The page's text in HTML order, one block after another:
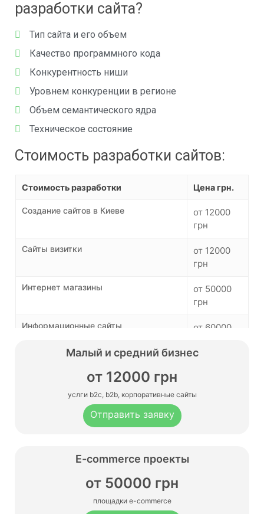
разработки сайта?
Тип сайта и его объем
Качество программного кода
Конкурентность ниши
Уровнем конкуренции в регионе
Объем семантического ядра
Техническое состояние
Стоимость разработки сайтов:
Стоимость разработки Цена грн.
Создание сайтов в Киеве
от 12000
грн
Сайты визитки
от 12000
грн
Интернет магазины
от 50000
грн
Информационные сайты
от 60000
Сайты на OpenCart
Сайты на Конструкторе
Малый и средний бизнес
от 12000 грн
услги b2c, b2b, корпоративные сайты
Отправить заявку
E-commerce проекты
от 50000 грн
площадки e-commerce